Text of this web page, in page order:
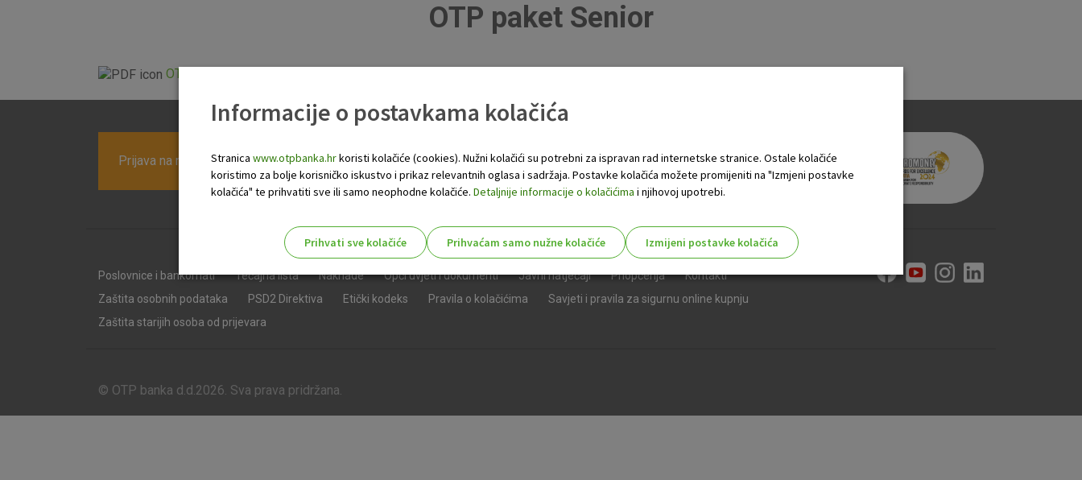
OTP paket Senior
OTP paket Senior.pdf
Prijava na newsletter OTP banke
Poslovnice i bankomati Tečajna lista Naknade Opći uvjeti i dokumenti Javni natječaji Priopćenja
Kontakti
Zaštita osobnih podataka
PSD2 Direktiva Etički kodeks Pravila o kolačićima
Savjeti i pravila za sigurnu online kupnju
Zaštita starijih osoba od prijevara
© OTP banka d.d.2026. Sva prava pridržana.
Informacije o postavkama kolačića
Stranica www.otpbanka.hrkoristi kolačiće (cookies). Nužni kolačići su potrebni za ispravan rad internetske stranice. Ostale kolačiće
koristimo za bolje korisničko iskustvo i prikaz relevantnih oglasa i sadržaja. Postavke kolačića možete promijeniti na "Izmjeni postavke
kolačića" te prihvatiti sve ili samo neophodne kolačiće. Detaljnije informacije o kolačićima i njihovoj upotrebi.
Prihvati sve kolačiće Prihvaćam samo nužne kolačiće
Izmijeni postavke kolačića